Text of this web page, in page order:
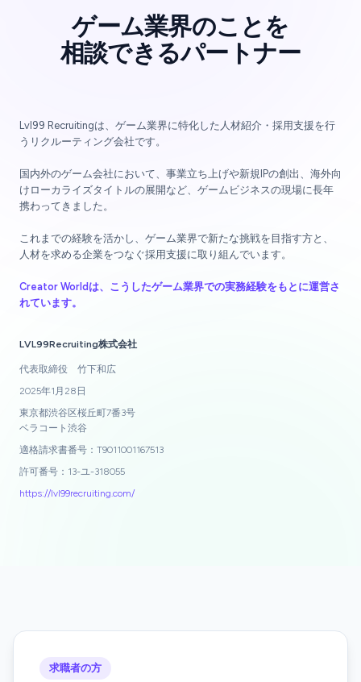
ゲーム業界のことを
相談できるパートナー
Lvl99 Recruitingは、ゲーム業界に特化した人材紹介・採用支援を行
うリクルーティング会社です。
国内外のゲーム会社において、事業立ち上げや新規IPの創出、海外向
けローカライズタイトルの展開など、ゲームビジネスの現場に長年
携わってきました。
これまでの経験を活かし、ゲーム業界で新たな挑戦を目指す方と、
人材を求める企業をつなぐ採用支援に取り組んでいます。
Creator Worldは、こうしたゲーム業界での実務経験をもとに運営さ
れています。
LVL99Recruiting株式会社
代表取締役 竹下和広
2025年1月28日
東京都渋谷区桜丘町7番3号
ベラコート渋谷
適格請求書番号：T9011001167513
許可番号：13-ユ-318055
https://lvl99recruiting.com/
求職者の方